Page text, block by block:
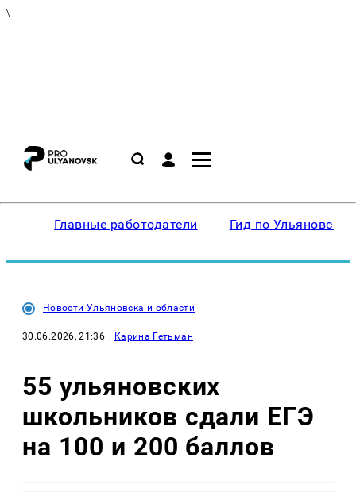
\
Главные работодатели Гид по Ульяновску
Новости Ульяновска и области
30.06.2026, 21:36 · Карина Гетьман
55 ульяновских
школьников сдали ЕГЭ
на 100 и 200 баллов